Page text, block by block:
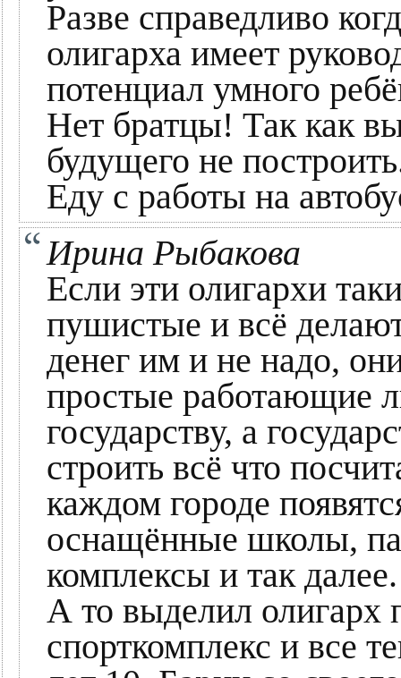
Разве справедливо
олигарха имеет
потенциал умного
Нет братцы! Так как
будущего не
Еду с работы на
Ирина Рыбакова
Если эти олигархи
пушистые и всё
денег им и не надо,
простые работающие
государству, а
строить всё что
каждом городе
оснащённые школы,
комплексы и так далее.
А то выделил олигарх
спорткомплекс и все